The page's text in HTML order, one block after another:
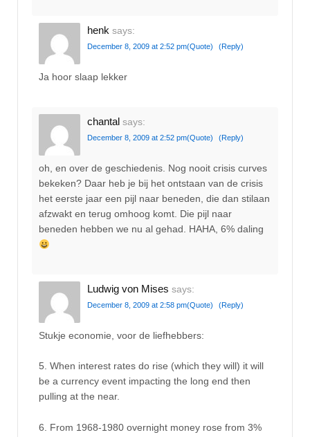
henk says:
December 8, 2009 at 2:52 pm(Quote) (Reply)
Ja hoor slaap lekker
chantal says:
December 8, 2009 at 2:52 pm(Quote) (Reply)
oh, en over de geschiedenis. Nog nooit crisis curves
bekeken? Daar heb je bij het ontstaan van de crisis
het eerste jaar een pijl naar beneden, die dan stilaan
afzwakt en terug omhoog komt. Die pijl naar
beneden hebben we nu al gehad. HAHA, 6% daling
Ludwig von Mises says:
December 8, 2009 at 2:58 pm(Quote) (Reply)
Stukje economie, voor de liefhebbers:
5. When interest rates do rise (which they will) it will
be a currency event impacting the long end then
pulling at the near.
6. From 1968-1980 overnight money rose from 3%